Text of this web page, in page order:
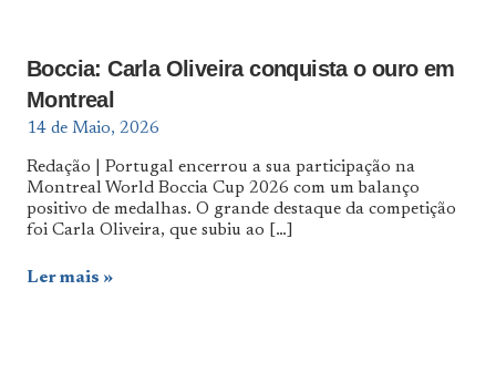
Boccia: Carla Oliveira conquista o ouro em
Montreal
14 de Maio, 2026
Redação | Portugal encerrou a sua participação na
Montreal World Boccia Cup 2026 com um balanço
positivo de medalhas. O grande destaque da competição
foi Carla Oliveira, que subiu ao
[…]
Ler mais